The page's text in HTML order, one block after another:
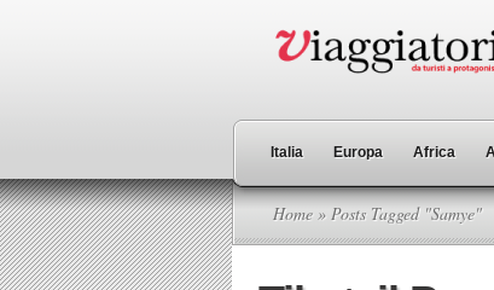
Italia Europa Africa
Home » Posts Tagged "Samye"